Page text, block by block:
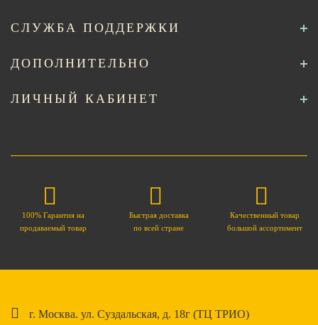
СЛУЖБА ПОДДЕРЖКИ
ДОПОЛНИТЕЛЬНО
ЛИЧНЫЙ КАБИНЕТ
100% Гарантия на
продаваемый товар
Быстрая доставка
по всей стране
Качественный товар
большой ассортимент
г. Москва. ул. Суздальская, д. 18г (ТЦ ТРИО)